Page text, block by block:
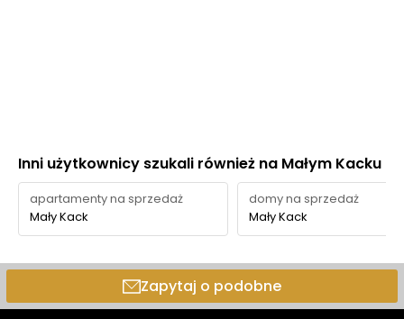
Inni użytkownicy szukali również na Małym Kacku
apartamenty na sprzedaż
Mały Kack
domy na sprzedaż
Mały Kack
Zapytaj o podobne